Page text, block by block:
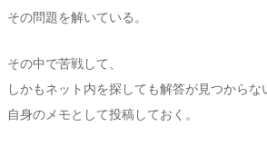
その問題を解いている。
その中で苦戦して、
しかもネット内を探しても解答が見つからな
自身のメモとして投稿しておく。